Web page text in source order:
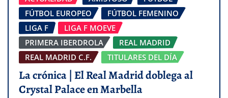
FÚTBOL EUROPEO
FÚTBOL FEMENINO
LIGA F
LIGA F MOEVE
PRIMERA IBERDROLA
REAL MADRID
REAL MADRID C.F.
TITULARES DEL DÍA
La crónica | El Real Madrid doblega al
Crystal Palace en Marbella